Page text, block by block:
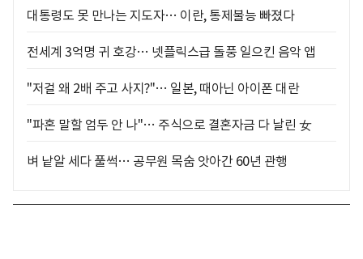
대통령도 못 만나는 지도자… 이란, 통제불능 빠졌다
전세계 3억명 귀 호강… 넷플릭스급 돌풍 일으킨 음악 앱
"저걸 왜 2배 주고 사지?"… 일본, 때아닌 아이폰 대란
"파혼 말할 엄두 안 나"… 주식으로 결혼자금 다 날린 女
벼 낱알 세다 풀썩… 공무원 목숨 앗아간 60년 관행